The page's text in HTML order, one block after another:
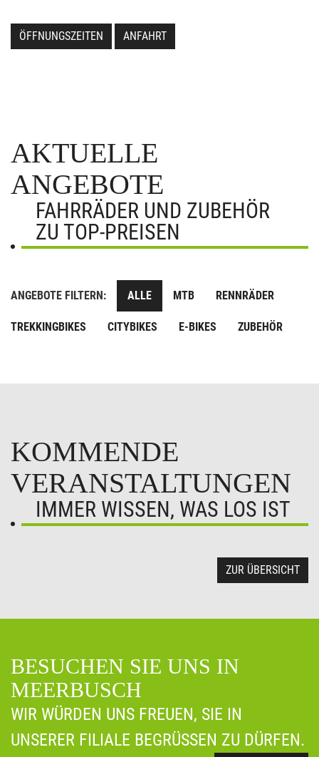
ÖFFNUNGSZEITEN ANFAHRT
AKTUELLE
ANGEBOTE
FAHRRÄDER UND ZUBEHÖR
ZU TOP-PREISEN
ANGEBOTE FILTERN: ALLE MTB RENNRÄDER
TREKKINGBIKES CITYBIKES E-BIKES ZUBEHÖR
KOMMENDE
VERANSTALTUNGEN
IMMER WISSEN, WAS LOS IST
ZUR ÜBERSICHT
BESUCHEN SIE UNS IN
MEERBUSCH
WIR WÜRDEN UNS FREUEN, SIE IN
UNSERER FILIALE BEGRÜSSEN ZU DÜRFEN.